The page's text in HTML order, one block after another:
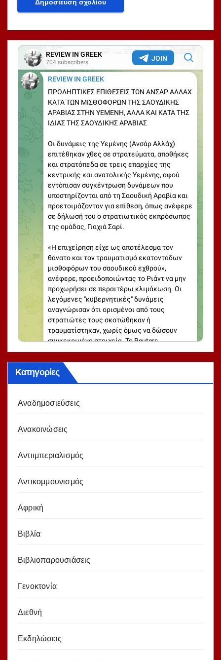
Kατηγορίες
Αναδημοσιεύσεις
Ανακοινώσεις
Αντιιμπεριαλισμός
Αντικομμουνισμός
Αφρική
Βιβλία
Βιβλιοπαρουσιάσεις
Γενοκτονία
Διεθνή
Εκδηλώσεις